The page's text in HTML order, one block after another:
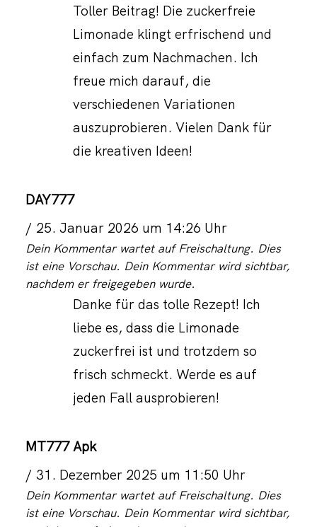
Toller Beitrag! Die zuckerfreie
Limonade klingt erfrischend und
einfach zum Nachmachen. Ich
freue mich darauf, die
verschiedenen Variationen
auszuprobieren. Vielen Dank für
die kreativen Ideen!
DAY777
25. Januar 2026 um 14:26 Uhr
Dein Kommentar wartet auf Freischaltung. Dies
ist eine Vorschau. Dein Kommentar wird sichtbar,
nachdem er freigegeben wurde.
Danke für das tolle Rezept! Ich
liebe es, dass die Limonade
zuckerfrei ist und trotzdem so
frisch schmeckt. Werde es auf
jeden Fall ausprobieren!
MT777 Apk
31. Dezember 2025 um 11:50 Uhr
Dein Kommentar wartet auf Freischaltung. Dies
ist eine Vorschau. Dein Kommentar wird sichtbar,